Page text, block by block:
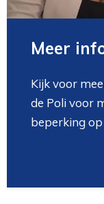
Meer
Kijk voor
de Poli voor
beperking